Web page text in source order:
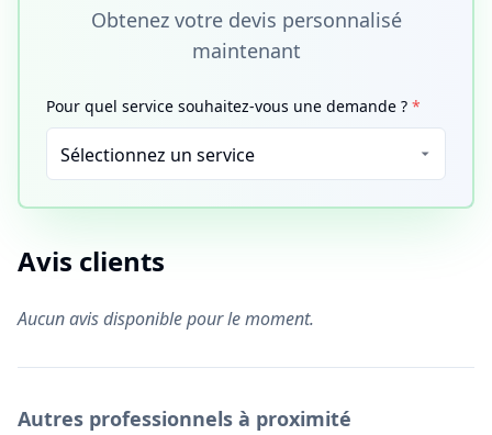
Obtenez votre devis personnalisé
maintenant
Pour quel service souhaitez-vous une demande ? *
Avis clients
Aucun avis disponible pour le moment.
Autres professionnels à proximité